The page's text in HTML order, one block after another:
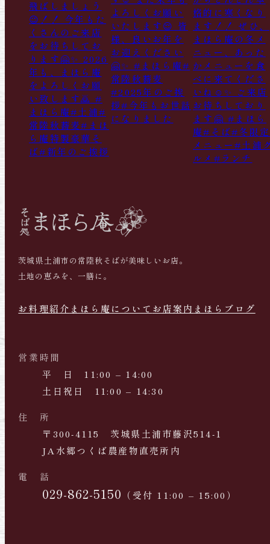
茨城県土浦市の常陸秋そばが美味しいお店。
土地の恵みを、一膳に。
お料理紹介 まほら庵について お店案内 まほらブログ
営業時間
平 日 11:00 – 14:00
土日祝日 11:00 – 14:30
住 所
〒300-4115 茨城県土浦市藤沢514-1
JA水郷つくば農産物直売所内
電 話
029-862-5150 （受付 11:00 – 15:00）